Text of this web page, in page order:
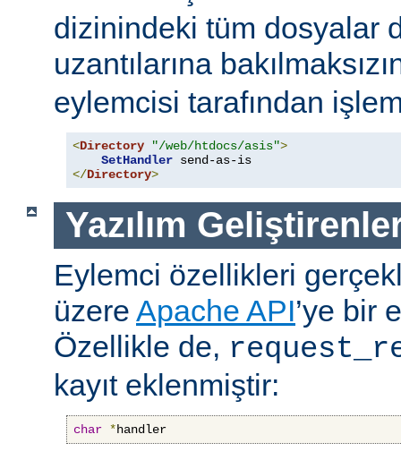
dizinindeki tüm dosyalar
uzantılarına
eylemcisi tarafından
<Directory "/web/htdocs/asis">
SetHandler
</Directory>
Yazılım
Eylemci özellikleri
üzere Apache API’ye bir
Özellikle de,
kayıt eklenmiştir:
char *handler